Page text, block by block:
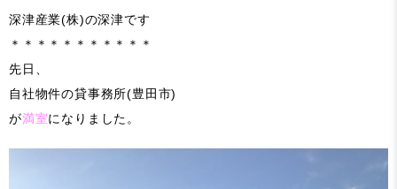
深津産業(株)の深津です
＊＊＊＊＊＊＊＊＊＊＊
先日、
自社物件の貸事務所(豊田市)
が満室になりました。